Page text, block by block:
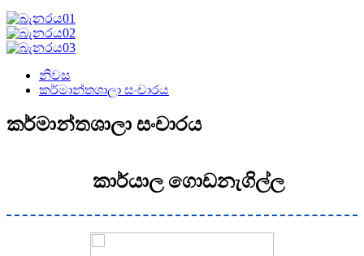
නිවස
කර්මාන්තශාලා සංචාරය
කර්මාන්තශාලා සංචාරය
කාර්යාල ගොඩනැගිල්ල